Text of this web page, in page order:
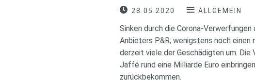
28.05.2020 ALLGEMEIN
Sinken durch die Corona-
Anbieters P&R, wenigstens noch
derzeit viele der Geschädigten um.
Jaffé rund eine Milliarde Euro
zurückbekommen.